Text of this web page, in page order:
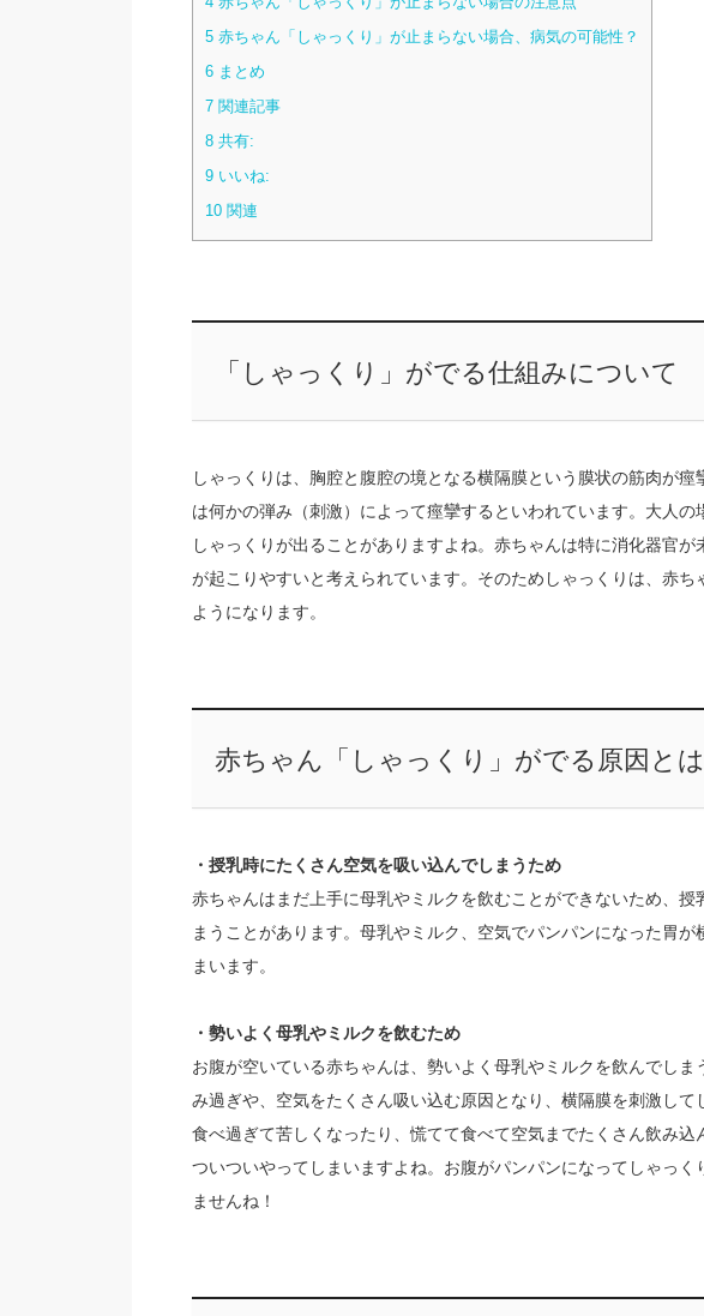
5赤ちゃん「しゃっくり」が止まらない場合、病気の可能性？
6まとめ
7関連記事
8共有:
9いいね:
10関連
「しゃっくり」がでる仕組みについて
しゃっくりは、胸腔と腹腔の境となる横隔膜という膜状の筋肉が
は何かの弾み（刺激）によって痙攣するといわれています。大人
しゃっくりが出ることがありますよね。赤ちゃんは特に消化器官
が起こりやすいと考えられています。そのためしゃっくりは、赤ち
ようになります。
赤ちゃん「しゃっくり」がでる原因とは
・授乳時にたくさん空気を吸い込んでしまうため
赤ちゃんはまだ上手に母乳やミルクを飲むことができないため、
まうことがあります。母乳やミルク、空気でパンパンになった胃
まいます。
・勢いよく母乳やミルクを飲むため
お腹が空いている赤ちゃんは、勢いよく母乳やミルクを飲んでし
み過ぎや、空気をたくさん吸い込む原因となり、横隔膜を刺激し
食べ過ぎて苦しくなったり、慌てて食べて空気までたくさん飲み
ついついやってしまいますよね。お腹がパンパンになってしゃっ
ませんね！